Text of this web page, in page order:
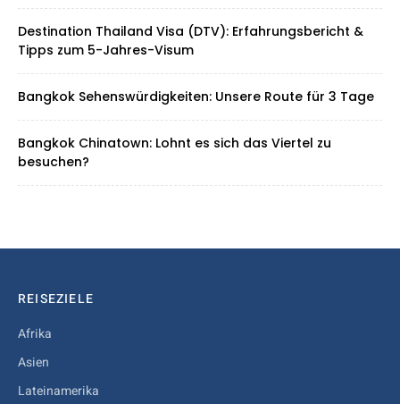
Destination Thailand Visa (DTV): Erfahrungsbericht &
Tipps zum 5-Jahres-Visum
Bangkok Sehenswürdigkeiten: Unsere Route für 3 Tage
Bangkok Chinatown: Lohnt es sich das Viertel zu
besuchen?
REISEZIELE
Afrika
Asien
Lateinamerika